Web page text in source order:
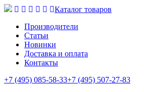
Каталог товаров
Производители
Статьи
Новинки
Доставка и оплата
Контакты
+7 (495) 085-58-33+7 (495) 507-27-83